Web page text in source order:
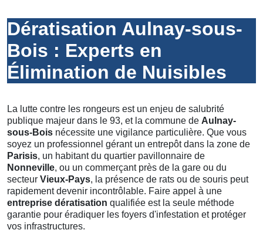
Dératisation Aulnay-sous-
Bois : Experts en
Élimination de Nuisibles
La lutte contre les rongeurs est un enjeu de salubrité
publique majeur dans le 93, et la commune de Aulnay-
sous-Bois nécessite une vigilance particulière. Que vous
soyez un professionnel gérant un entrepôt dans la zone de
Parisis, un habitant du quartier pavillonnaire de
Nonneville, ou un commerçant près de la gare ou du
secteur Vieux-Pays, la présence de rats ou de souris peut
rapidement devenir incontrôlable. Faire appel à une
entreprise dératisation qualifiée est la seule méthode
garantie pour éradiquer les foyers d'infestation et protéger
vos infrastructures.